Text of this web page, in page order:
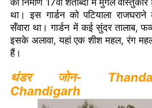
था। इस गार्डन को पटियाला
सँवारा था। गार्डन में कई सुंदर तालाब,
इसके अलावा, यहां एक शीश महल, रंग
हैं।
थंडर जोन-
Chandigarh